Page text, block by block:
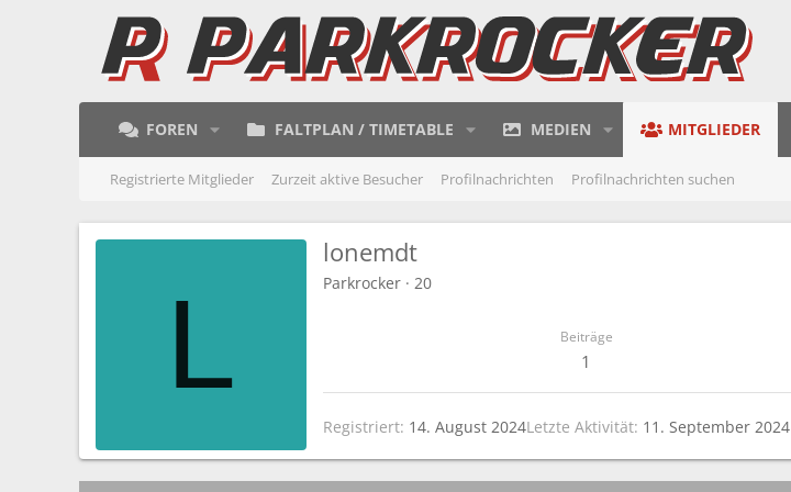
FOREN FALTPLAN / TIMETABLE MEDIEN MITGLIEDER
Registrierte Mitglieder Zurzeit aktive Besucher Profilnachrichten Profilnachrichten suchen
L
lonemdt
Parkrocker · 20
Beiträge
1
Registriert 14. August 2024Letzte Aktivität 11. September 2024